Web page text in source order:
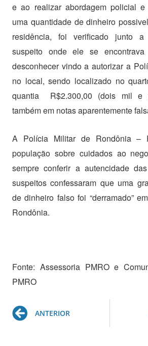
e ao realizar abordagem policial e
uma quantidade de dinheiro
residência, foi verificado junto
suspeito onde ele se
desconhecer vindo a autorizar a
no local, sendo localizado no
quantia R$2.300,00 (dois mil e
também em notas aparentemente
A Polícia Militar de Rondônia –
população sobre cuidados ao
sempre conferir a autencidade
suspeitos confessaram que uma
de dinheiro falso foi “derramado”
Rondônia.
Fonte: Assessoria PMRO e
PMRO
Prev
ANTERIOR